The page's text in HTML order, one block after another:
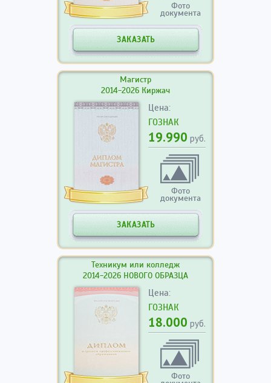
Фото
документа
ЗАКАЗАТЬ
Магистр
2014-2026 Киржач
Цена:
ГОЗНАК
19.990 руб.
Фото
документа
ЗАКАЗАТЬ
Техникум или колледж
2014-2026 НОВОГО ОБРАЗЦА
Цена:
ГОЗНАК
18.000 руб.
Фото